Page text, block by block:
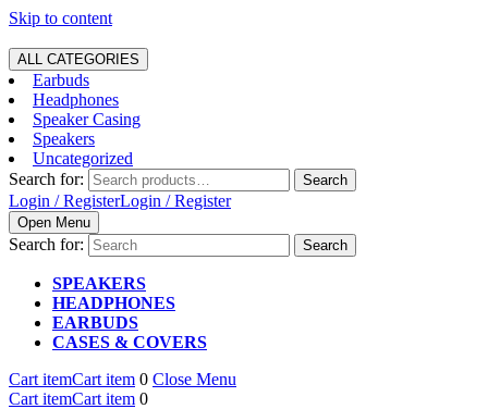
Skip to content
ALL CATEGORIES
Earbuds
Headphones
Speaker Casing
Speakers
Uncategorized
Search for:
Search
Login / RegisterLogin / Register
Open Menu
Search for:
SPEAKERS
HEADPHONES
EARBUDS
CASES & COVERS
Cart itemCart item 0 Close Menu
Cart itemCart item 0